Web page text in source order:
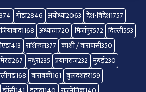
गोंडा2846 अयोध्या2063 देश-विदेश1757
1168 अध्यात्म720 मिर्जापुर572 दिल्ली553
413 राशिफल377 काशी / वाराणसी350
मेरठ267 मथुरा235 प्रयागराज232 मुंबई230
168 बाराबंकी161 बुलंदशहर159